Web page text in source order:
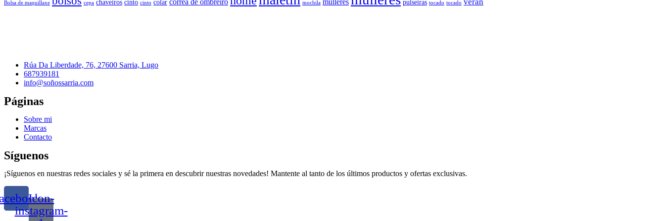
Bolsa de maquillaxe cepa chaveiros cinto cinto colar mochila pulseiras tocado tocado
Rúa Da Liberdade, 76, 27600 Sarria, Lugo
687939181
info@soñossarria.com
Páginas
Sobre mi
Marcas
Contacto
Síguenos
¡Síguenos en nuestras redes sociales y sé la primera en descubrir nuestras novedades! Mantente al tanto de los últimos productos y ofertas exclusivas.
Icon-
instagram-